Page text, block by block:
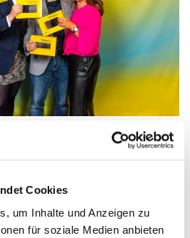
Cookies
um Inhalte und Anzeigen zu
für soziale Medien anbieten